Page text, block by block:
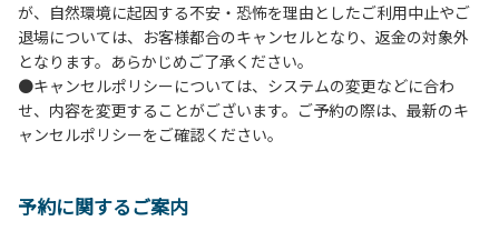
10.施設内および駐車場などで起きた金品等の盗難、ご利用
者間でのトラブルで生じた損害に対しては、一切の責任を負
いかねます。
11.施設の利用については管理人の指示に従ってください。従
わない場合は退場していただき、今後の利用をお断りする場
合があります。
が、自然環境に起因する不安・恐怖を理由としたご利用中止やご
退場については、お客様都合のキャンセルとなり、返金の対象外
となります。あらかじめご了承ください。
●キャンセルポリシーについては、システムの変更などに合わ
せ、内容を変更することがございます。ご予約の際は、最新のキ
ャンセルポリシーをご確認ください。
予約に関するご案内